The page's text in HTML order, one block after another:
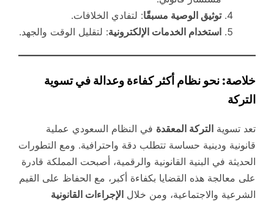
توثيق الوصية مسبقًا: لتفادي الخلافات.
استخدام الخدمات الإلكترونية: لتقليل الوقت والجهد.
خلاصة: نحو نظام أكثر كفاءة وعدالة في تسوية
التركة
تعد تسوية التركة المعقدة في النظام السعودي عملية
قانونية ودينية حساسة تتطلب دقة واحترافية. ومع التطورات
الحديثة في البنية القانونية والرقمية، أصبحت المملكة قادرة
على معالجة هذه القضايا بكفاءة أكبر، مع الحفاظ على القيم
الشرعية والاجتماعية، ومن خلال الإجراءات القانونية